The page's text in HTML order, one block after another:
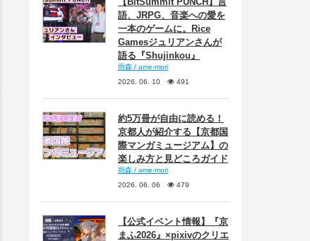
語、JRPG、音楽への愛を
一本のゲームに。Rice
Gamesジュリアンさんが
語る『Shujinkou』
雨森 / ame-mori
2026. 06. 10
491
約5万冊が自由に読める！
京都人が紹介する【京都国
際マンガミュージアム】の
楽しみ方と見どころガイド
雨森 / ame-mori
2026. 06. 06
479
【公式イベント情報】『京
まふ2026』×pixivのクリエ